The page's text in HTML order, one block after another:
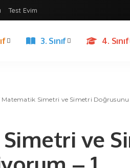
Test Evim
3. Sınıf 4. Sınıf
Matematik Simetri ve Simetri
Simetri ve